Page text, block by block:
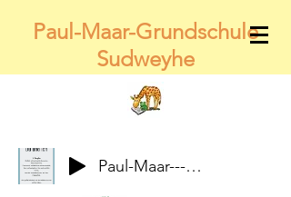
Paul-Maar-Grundschule
Sudweyhe
Paul-Maar---Wir-alle-gemeinsam